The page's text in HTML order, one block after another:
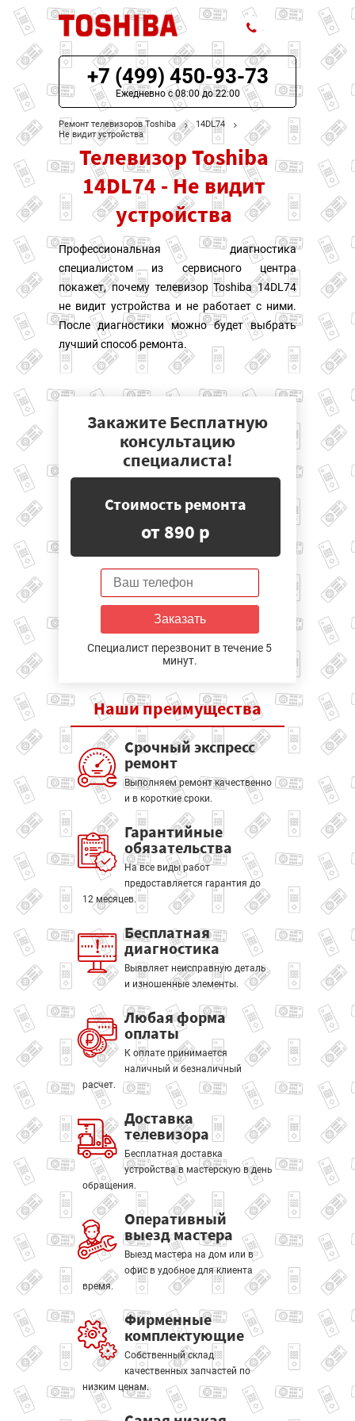
ЦЕНЫ НА РЕМОНТ
О СЕРВИСЕ
МОДЕЛИ TOSHIBA
НАШИ КОНТАКТЫ
+7 (499) 450-93-73
Ежедневно с 08:00 до 22:00
Ремонт телевизоров Toshiba
14DL74
Не видит устройства
Телевизор Toshiba
14DL74 - Не видит
устройства
Профессиональная диагностика
специалистом из сервисного центра
покажет, почему телевизор Toshiba 14DL74
не видит устройства и не работает с ними.
После диагностики можно будет выбрать
лучший способ ремонта.
Закажите Бесплатную
консультацию
специалиста!
Стоимость ремонта
от 890 р
Заказать
Специалист перезвонит в течение 5
минут.
Нашипреимущества
Срочный экспресс
ремонт
Выполняем ремонт качественно
и в короткие сроки.
Гарантийные
обязательства
На все виды работ
предоставляется гарантия до
12 месяцев.
Бесплатная
диагностика
Выявляет неисправную деталь
и изношенные элементы.
Любая форма
оплаты
К оплате принимается
наличный и безналичный
расчет.
Доставка
телевизора
Бесплатная доставка
устройства в мастерскую в день
обращения.
Оперативный
выезд мастера
Выезд мастера на дом или в
офис в удобное для клиента
время.
Фирменные
комплектующие
Собственный склад
качественных запчастей по
низким ценам.